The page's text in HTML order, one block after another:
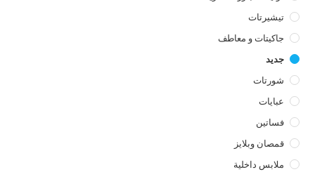
تيشيرتات
جاكيتات و معاطف
جديد
شورتات
عبايات
فساتين
قمصان وبلايز
ملابس داخلية